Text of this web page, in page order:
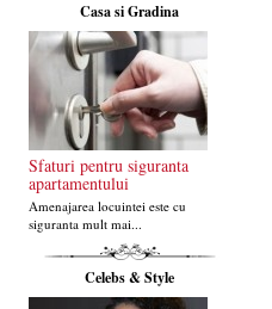
Casa si Gradina
Sfaturi pentru siguranta
apartamentului
Amenajarea locuintei este cu
siguranta mult mai...
Celebs & Style